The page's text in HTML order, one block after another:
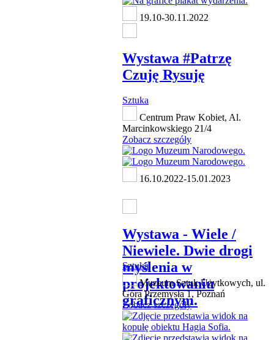
19.10-30.11.2022
Wystawa #Patrzę
Czuję Rysuję
Sztuka
Centrum Praw Kobiet, Al.
Marcinkowskiego 21/4
Zobacz szczegóły
16.10.2022-15.01.2023
Wystawa - Wiele /
Niewiele. Dwie drogi
myślenia w
projektowaniu
graficznym.
Sztuka
Muzeum Sztuk Użytkowych, ul.
Góra Przemysła 1, Poznań
Zobacz szczegóły